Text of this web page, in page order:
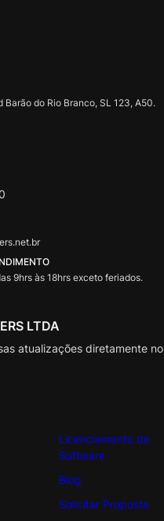
Barão do Rio Branco, SL 123, A50.
9hrs às 18hrs exceto feriados.
LTDA
atualizações diretamente no
Licenciamento de
Software
Blog
Solicitar Proposta